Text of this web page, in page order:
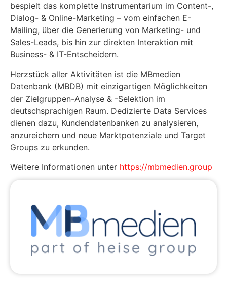
bespielt das komplette Instrumentarium im Content-,
Dialog- & Online-Marketing – vom einfachen E-
Mailing, über die Generierung von Marketing- und
Sales-Leads, bis hin zur direkten Interaktion mit
Business- & IT-Entscheidern.
Herzstück aller Aktivitäten ist die MBmedien
Datenbank (MBDB) mit ein­zigartigen Möglichkeiten
der Zielgruppen-Analyse & -Selektion im
deutschsprachigen Raum. Dedizierte Data Services
dienen dazu, Kundendatenbanken zu analysie­ren,
anzureichern und neue Marktpotenziale und Target
Groups zu erkunden.
Weitere Informationen unter https://mbmedien.group